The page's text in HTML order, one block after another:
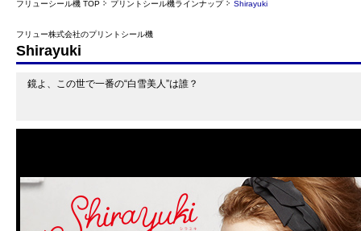
フリューシール機 TOP プリントシール機ラインナップ Shirayuki
フリュー株式会社のプリントシール機
Shirayuki
鏡よ、この世で一番の“白雪美人”は誰？